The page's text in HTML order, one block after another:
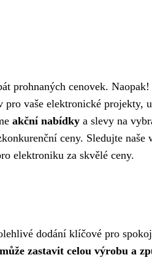
prohnaných cenovek.
vaše elektronické projekty, u
akční nabídky a slevy na
ceny. Sledujte
elektroniku za skvělé ceny.
dodání klíčové pro
zastavit celou výrobu a